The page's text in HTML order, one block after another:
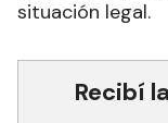
situación legal.
Recibí